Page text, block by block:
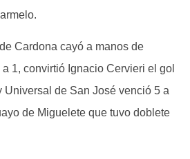
Cardona cayó a manos de
1, convirtió Ignacio Cervieri el gol
Universal de San José venció 5 a
de Miguelete que tuvo doblete